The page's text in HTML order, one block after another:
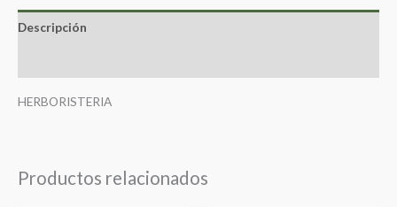
Descripción
HERBORISTERIA
Productos relacionados